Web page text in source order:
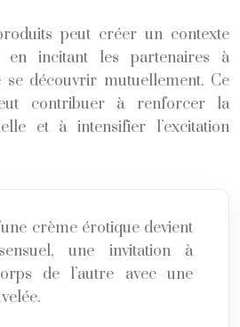
peut créer un contexte
en incitant les partenaires à
découvrir mutuellement. Ce
contribuer à renforcer la
et à intensifier l’excitation
crème érotique devient
une invitation à
de l’autre avec une